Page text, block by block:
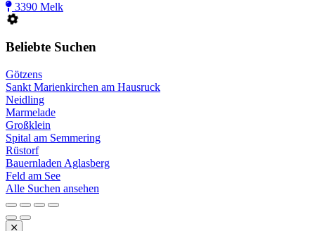
3390 Melk
Beliebte Suchen
Götzens
Sankt Marienkirchen am Hausruck
Neidling
Marmelade
Großklein
Spital am Semmering
Rüstorf
Bauernladen Aglasberg
Feld am See
Alle Suchen ansehen